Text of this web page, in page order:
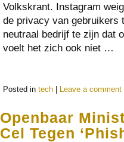
Volkskrant. Instagram
de privacy van gebruikers
neutraal bedrijf te zijn dat
voelt het zich ook niet …
Posted in tech Leave a comment
Openbaar
Cel Tegen